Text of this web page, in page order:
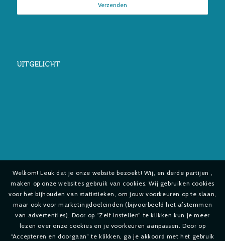
UITGELICHT
Welkom! Leuk dat je onze website bezoekt! Wij, en derde partijen ,
maken op onze websites gebruik van cookies. Wij gebruiken cookies
voor het bijhouden van statistieken, om jouw voorkeuren op te slaan,
maar ook voor marketingdoeleinden (bijvoorbeeld het afstemmen
van advertenties). Door op “Zelf instellen” te klikken kun je meer
lezen over onze cookies en je voorkeuren aanpassen. Door op
“Accepteren en doorgaan” te klikken, ga je akkoord met het gebruik